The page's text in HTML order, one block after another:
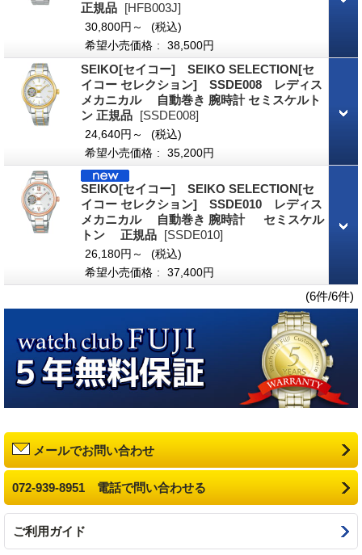
正規品 [HFB003J]
30,800円～
(税込)
希望小売価格 : 38,500円
SEIKO[セイコー] SEIKO SELECTION[セ
イコー セレクション] SSDE008 レディス
メカニカル 自動巻き 腕時計 セミスケルト
ン 正規品 [SSDE008]
24,640円～
(税込)
希望小売価格 : 35,200円
SEIKO[セイコー] SEIKO SELECTION[セ
イコー セレクション] SSDE010 レディス
メカニカル 自動巻き 腕時計 セミスケル
トン 正規品 [SSDE010]
26,180円～
(税込)
希望小売価格 : 37,400円
(6件/6件)
メールでお問い合わせ
072-939-8951 電話で問い合わせる
ご利用ガイド